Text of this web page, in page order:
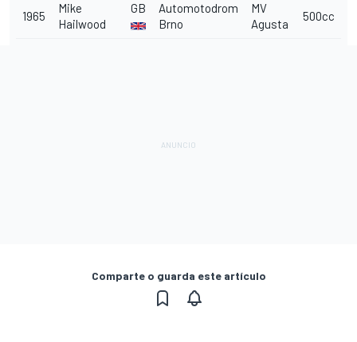
1965
Mike
Hailwood
GB
Automotodrom
Brno
MV
Agusta
500cc
Comparte o guarda este artículo